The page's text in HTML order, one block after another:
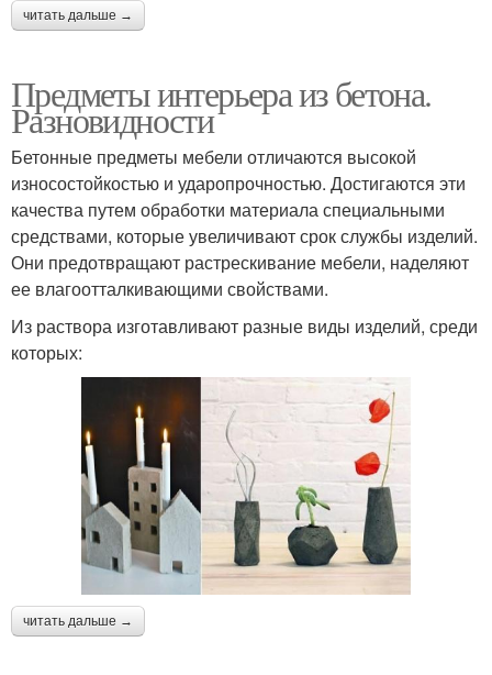
читать дальше →
Предметы интерьера из бетона.
Разновидности
Бетонные предметы мебели отличаются высокой
износостойкостью и ударопрочностью. Достигаются эти
качества путем обработки материала специальными
средствами, которые увеличивают срок службы изделий.
Они предотвращают растрескивание мебели, наделяют
ее влагоотталкивающими свойствами.
Из раствора изготавливают разные виды изделий, среди
которых:
читать дальше →